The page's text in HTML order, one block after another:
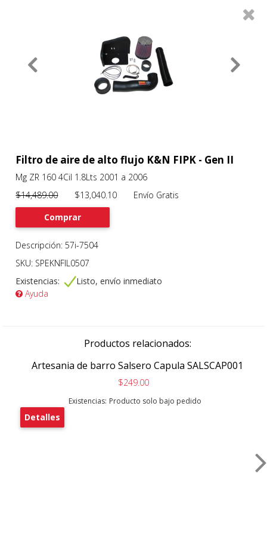
0
Previous
Filtro de aire de alto flujo K&N FIPK - Gen II
Mg ZR 160 4Cil 1.8Lts 2001 a 2006
$14,489.00$13,040.10 Envío Gratis
Comprar
Descripción: 57i-7504
SKU: SPEKNFIL0507
Existencias:
Listo, envío inmediato
Ayuda
Productos relacionados:
Artesania de barro Salsero Capula SALSCAP001
$249.00
Existencias: Producto solo bajo pedido
Detalles